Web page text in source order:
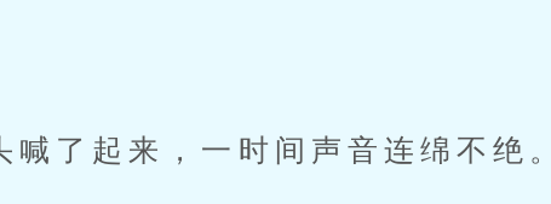
了起来，一时间声音连绵不绝。